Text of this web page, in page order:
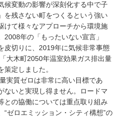
候変動の影響が深刻化する中で子
を残さない町をつくるという強い
けて様々なアプローチから環境施
年の「もったいない宣言」
皮切りに、2019年に気候非常事態
大木町2050年温室効果ガス排出量
定しました。
実質ゼロは非常に高い目標であ
ないと実現し得ません。ロードマ
との協働については重点取り組み
“ゼロエミッション・シティ構想”の